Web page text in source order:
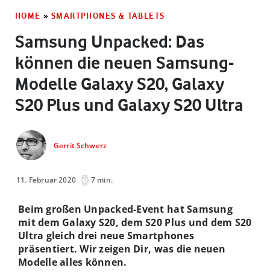
HOME » SMARTPHONES & TABLETS
Samsung Unpacked: Das
können die neuen Samsung-
Modelle Galaxy S20, Galaxy
S20 Plus und Galaxy S20 Ultra
Gerrit Schwerz
11. Februar 2020 7 min.
Beim großen Unpacked-Event hat Samsung
mit dem Galaxy S20, dem S20 Plus und dem S20
Ultra gleich drei neue Smartphones
präsentiert. Wir zeigen Dir, was die neuen
Modelle alles können.